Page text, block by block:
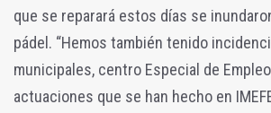
que se reparará estos días se
pádel. “Hemos también tenido
municipales, centro Especial de
actuaciones que se han hecho en